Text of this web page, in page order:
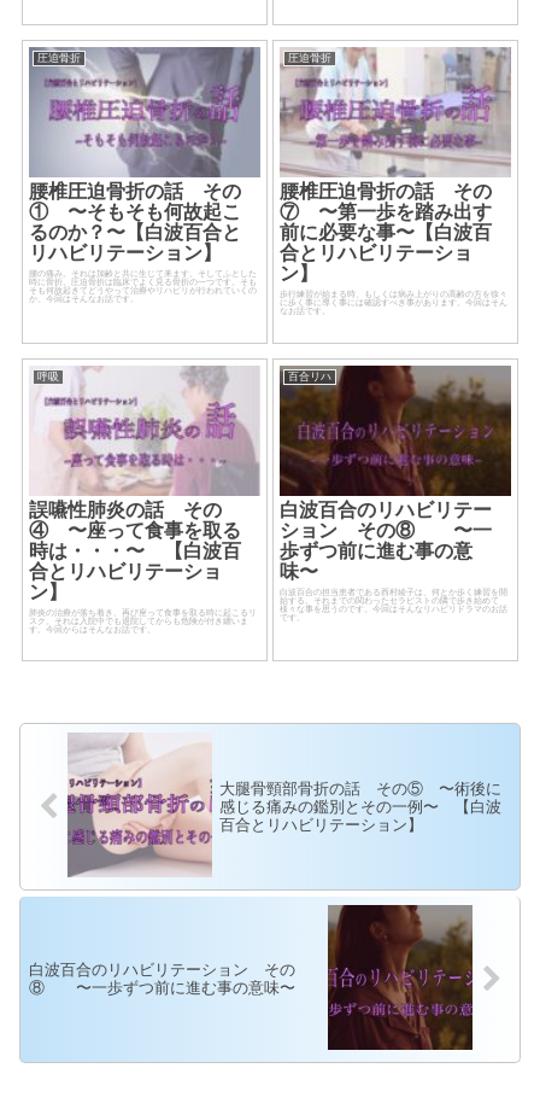
圧迫骨折
腰椎圧迫骨折の話 その
① 〜そもそも何故起こ
るのか？〜【白波百合と
リハビリテーション】
腰の痛み。それは加齢と共に生じて来ます。そしてふとした
時に骨折。圧迫骨折は臨床でよく見る骨折の一つです。そも
そも何故起きてどうやって治療やリハビリが行われていくの
か。今回はそんなお話です。
圧迫骨折
腰椎圧迫骨折の話 その
⑦ 〜第一歩を踏み出す
前に必要な事〜【白波百
合とリハビリテーショ
ン】
歩行練習が始まる時、もしくは病み上がりの高齢の方を徐々
に歩く事に導く事には確認すべき事があります。今回はそん
なお話です。
呼吸
誤嚥性肺炎の話 その
④ 〜座って食事を取る
時は・・・〜 【白波百
合とリハビリテーショ
ン】
肺炎の治療が落ち着き、再び座って食事を取る時に起こるリ
スク。それは入院中でも退院してからも危険が付き纏いま
す。今回からはそんなお話です。
百合リハ
白波百合のリハビリテー
ション その⑧ 〜一
歩ずつ前に進む事の意
味〜
白波百合の担当患者である西村綾子は、何とか歩く練習を開
始する。それまでの関わったセラピストの隣で歩き始めて
様々な事を思うのです。今回はそんなリハビリドラマのお話
です。
大腿骨頸部骨折の話 その⑤ 〜術後に
感じる痛みの鑑別とその一例〜 【白波
百合とリハビリテーション】
白波百合のリハビリテーション その
⑧ 〜一歩ずつ前に進む事の意味〜